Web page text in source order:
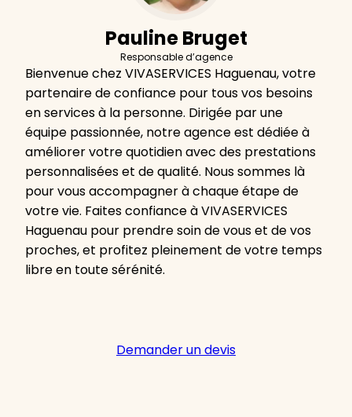
Pauline Bruget
Responsable d’agence
Bienvenue chez VIVASERVICES Haguenau, votre
partenaire de confiance pour tous vos besoins
en services à la personne. Dirigée par une
équipe passionnée, notre agence est dédiée à
améliorer votre quotidien avec des prestations
personnalisées et de qualité. Nous sommes là
pour vous accompagner à chaque étape de
votre vie. Faites confiance à VIVASERVICES
Haguenau pour prendre soin de vous et de vos
proches, et profitez pleinement de votre temps
libre en toute sérénité.
Demander un devis